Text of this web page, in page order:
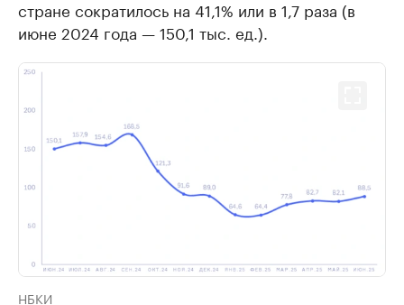
стране сократилось на 41,1% или в 1,7 раза (в
июне 2024 года — 150,1 тыс. ед.).
НБКИ